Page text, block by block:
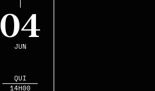
04
JUN
QUI
14H00